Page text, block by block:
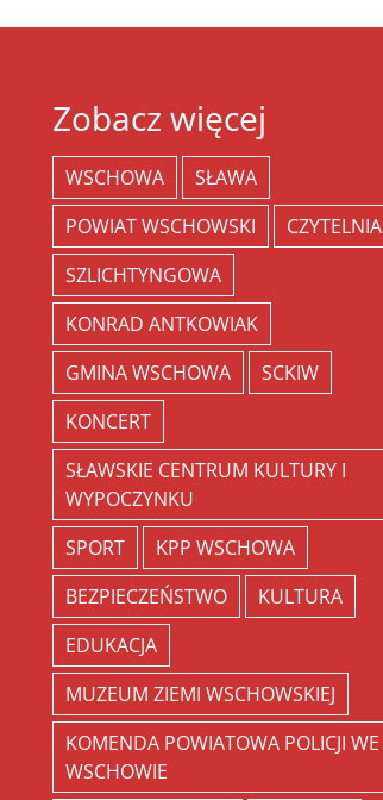
Zobacz więcej
WSCHOWA
SŁAWA
POWIAT WSCHOWSKI
CZYTELNIA
SZLICHTYNGOWA
KONRAD ANTKOWIAK
GMINA WSCHOWA
SCKIW
KONCERT
SŁAWSKIE CENTRUM KULTURY I
WYPOCZYNKU
SPORT
KPP WSCHOWA
BEZPIECZEŃSTWO
KULTURA
EDUKACJA
MUZEUM ZIEMI WSCHOWSKIEJ
KOMENDA POWIATOWA POLICJI WE
WSCHOWIE